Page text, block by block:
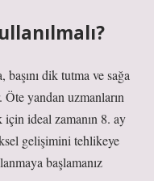
dik tutma ve sağa
yandan uzmanların
ideal zamanın 8. ay
gelişimini tehlikeye
başlamanız